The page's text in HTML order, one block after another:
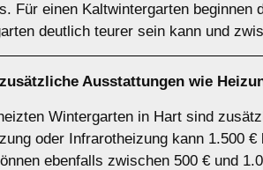
Für einen Kaltwintergarten
deutlich teurer sein kann und
Ausstattungen wie
Wintergarten in Hart sind
oder Infrarotheizung kann 1.500
ebenfalls zwischen 500 € und